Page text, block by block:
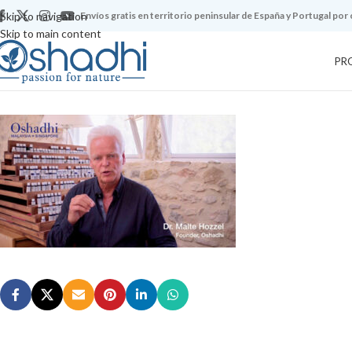
Skip to navigation
Skip to main content
Envíos gratis en territorio peninsular de España y Portugal por